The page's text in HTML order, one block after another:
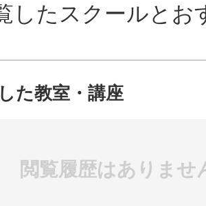
したスクールとお
た教室・講座
閲覧履歴はありませ